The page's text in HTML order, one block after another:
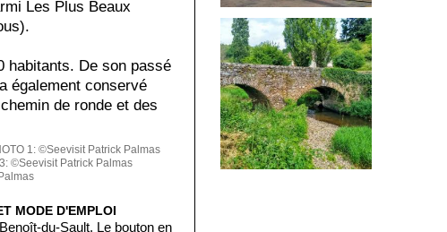
Les Plus Beaux
habitants. De son passé
également conservé
de ronde et des
1: ©Seevisit Patrick Palmas
©Seevisit Patrick Palmas
MODE D'EMPLOI
du-Sault. Le bouton en